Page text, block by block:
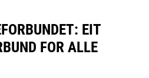
EIT
FOR ALLE